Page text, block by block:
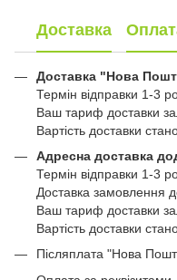
Доставка
Доставка "Нова
Термін відправки 1-3
Ваш тариф доставки
Вартість доставки
Адресна доставка
Термін відправки 1-3
Доставка замовлення
Ваш тариф доставки
Вартість доставки
Післяплата "Нова